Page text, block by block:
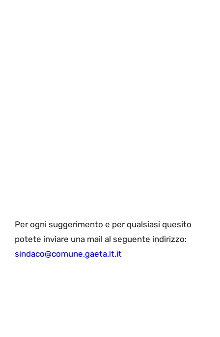
Per ogni suggerimento e per qualsiasi quesito
potete inviare una mail al seguente indirizzo:
sindaco@comune.gaeta.lt.it